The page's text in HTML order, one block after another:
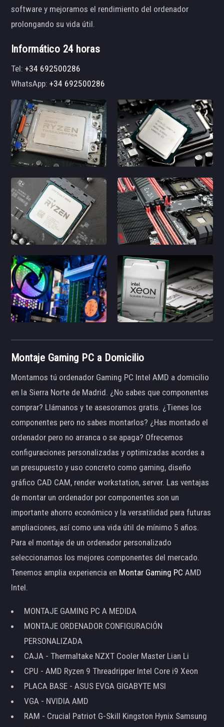
software y mejoramos el rendimiento del ordenador
prolongando su vida útil.
Informático 24 horas
Tel:+34 692500286
WhatsApp:+34 692500286
Montaje Gaming PC a Domicilio
Montamos tú ordenador Gaming PC Intel AMD a domicilio
en la Sierra Norte de Madrid. ¿No sabes que componentes
comprar? Llámanos y te asesoramos gratis. ¿Tienes los
componentes pero no sabes montarlos? ¿Has montado el
ordenador pero no arranca o se apaga? Ofrecemos
configuraciones personalizadas y optimizadas acordes a
un presupuesto y uso concreto como gaming, diseño
gráfico CAD CAM, render workstation, server. Las ventajas
de montar un ordenador por componentes son un
importante ahorro económico y la versatilidad para futuras
ampliaciones, así como una vida útil de mínimo 5 años.
Para el montaje de un ordenador personalizado
seleccionamos los mejores componentes del mercado.
Tenemos amplia experiencia en Montar Gaming PC AMD
Intel.
MONTAJE GAMING PC A MEDIDA
MONTAJE ORDENADOR CONFIGURACIÓN
PERSONALIZADA
CAJA - Thermaltake NZXT Cooler Master Lian Li
CPU - AMD Ryzen 9 Threadripper Intel Core i9 Xeon
PLACA BASE - ASUS EVGA GIGABYTE MSI
VGA - NVIDIA AMD
RAM - Crucial Patriot G-Skill Kingston Hynix Samsung